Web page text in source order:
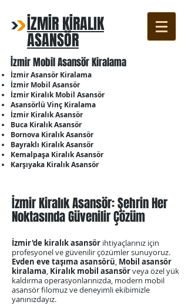
İZMİR KİRALIK
ASANSÖR
İzmir Mobil Asansör Kiralama
İzmir Asansör Kiralama
İzmir Mobil Asansör
İzmir Kiralık Mobil Asansör
Asansörlü Vinç Kiralama
İzmir Kiralık Asansör
Buca Kiralık Asansör
Bornova Kiralık Asansör
Bayraklı Kiralık Asansör
Kemalpaşa Kiralık Asansör
Karşıyaka Kiralık Asansör
İzmir Kiralık Asansör: Şehrin Her
Noktasında Güvenilir Çözüm
İzmir'de kiralık asansör ihtiyaçlarınız için
profesyonel ve güvenilir çözümler sunuyoruz.
Evden eve taşıma asansörü, Mobil asansör
kiralama, Kiralık mobil asansörveya özel yük
kaldırma operasyonlarınızda, modern mobil
asansör filomuz ve deneyimli ekibimizle
yanınızdayız.